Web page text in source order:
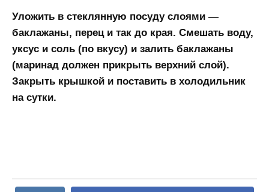
Уложить в стеклянную посуду слоями —
баклажаны, перец и так до края. Смешать воду,
уксус и соль (по вкусу) и залить баклажаны
(маринад должен прикрыть верхний слой).
Закрыть крышкой и поставить в холодильник
на сутки.